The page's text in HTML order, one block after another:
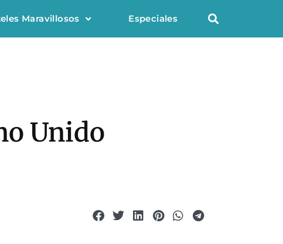
Maravillosos Especiales
Unido